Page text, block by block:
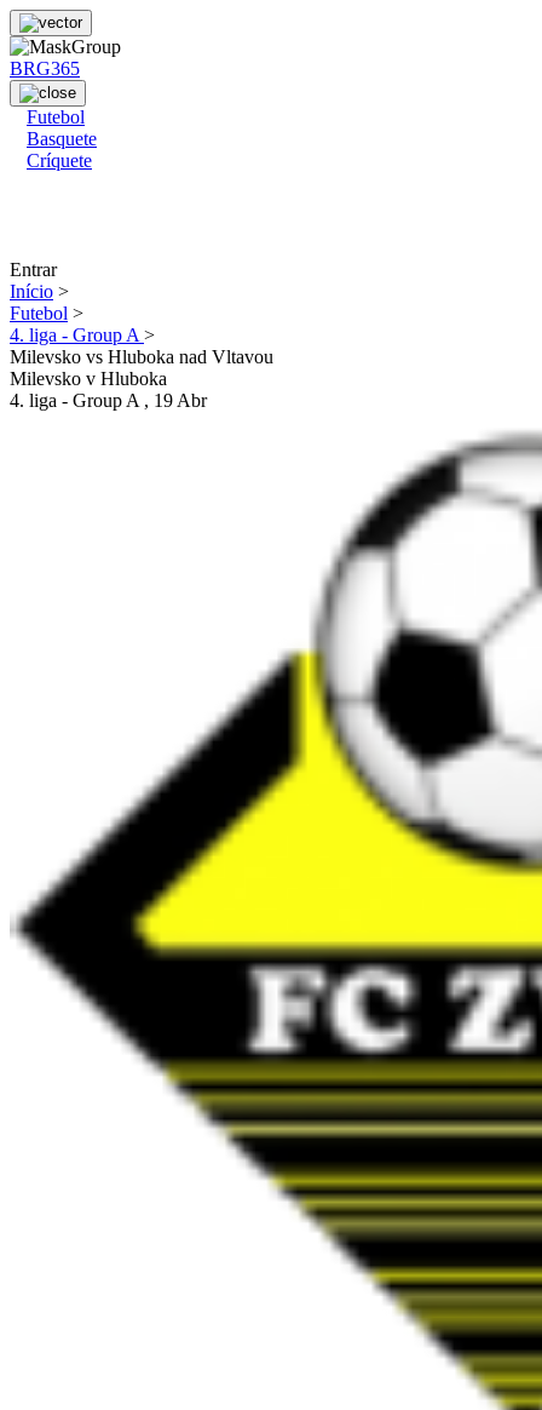
BRG365
Futebol
Basquete
Críquete
Entrar
Início >
Futebol >
4. liga - Group A >
Milevsko vs Hluboka nad Vltavou
Milevsko v Hluboka
4. liga - Group A , 19 Abr